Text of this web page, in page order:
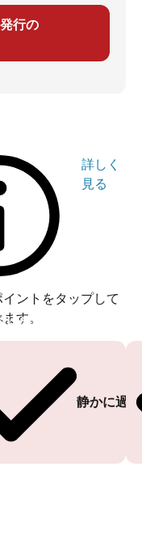
行の
詳しく
見る
ントをタップして
す。
静かに過
りがとうございます